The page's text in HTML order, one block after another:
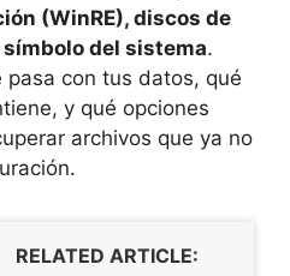
(WinRE), discos de
del sistema.
pasa con tus datos, qué
y qué opciones
archivos que ya no
RELATED ARTICLE: